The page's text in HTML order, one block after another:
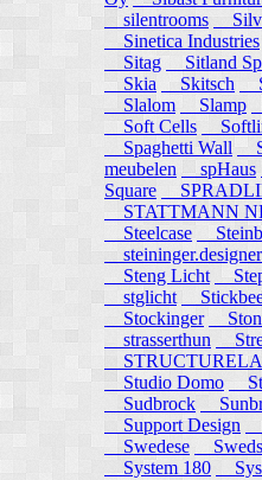
silentrooms
Sinetica Industries
Sitag
Sitland
Skia
Skitsch
Slalom
Slamp
Soft Cells
Spaghetti Wall
meubelen
spHaus
Square
STATTMANN
Steelcase
Steng Licht
stglicht
Stockinger
strasserthun
Studio Domo
Sudbrock
Support Design
Swedese
System 180